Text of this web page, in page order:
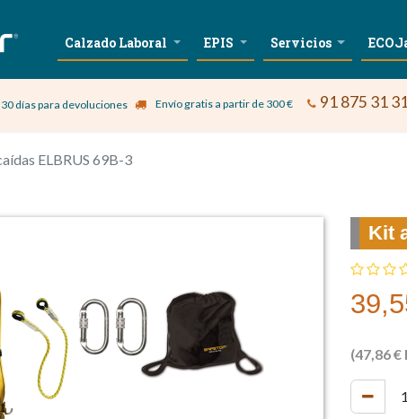
Calzado Laboral EPIS Servicios
30 días para devoluciones Envío gratis a partir de 300 € 91 875 31
ELBRUS 69B-3
Kit
(47,86€